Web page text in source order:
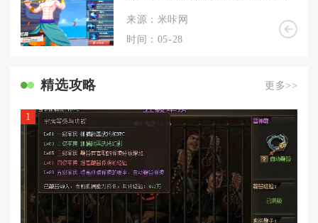
来源：米咔网
时间：05-28
精选攻略 更多>>
1